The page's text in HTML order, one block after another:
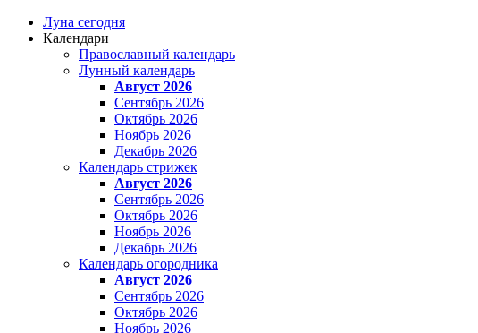
Луна сегодня
Календари
Православный календарь
Лунный календарь
Август 2026
Сентябрь 2026
Октябрь 2026
Ноябрь 2026
Декабрь 2026
Календарь стрижек
Август 2026
Сентябрь 2026
Октябрь 2026
Ноябрь 2026
Декабрь 2026
Календарь огородника
Август 2026
Сентябрь 2026
Октябрь 2026
Ноябрь 2026